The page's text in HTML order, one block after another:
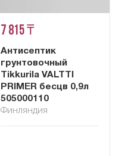
7 815 ₸
Антисептик
грунтовочный
Tikkurila VALTTI
PRIMER бесцв 0,9л
505000110
Финляндия